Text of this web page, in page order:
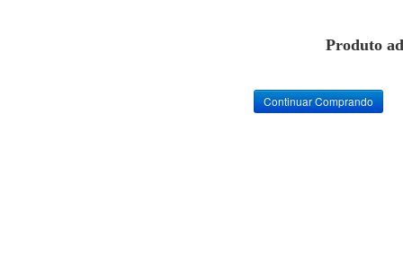
Produto
Continuar Comprando